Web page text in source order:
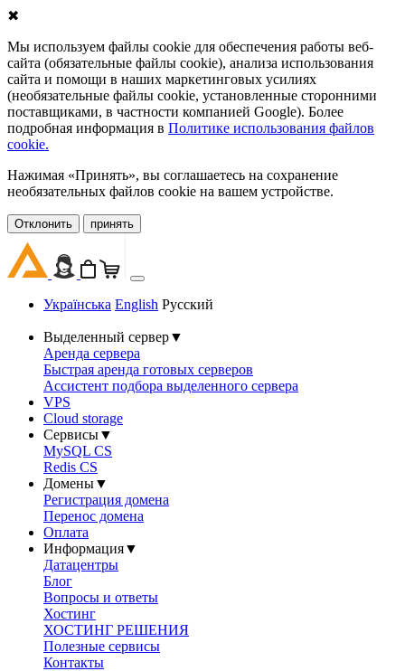
✖
Мы используем файлы cookie для обеспечения работы веб-
сайта (обязательные файлы cookie), анализа использования
сайта и помощи в наших маркетинговых усилиях
(необязательные файлы cookie, установленные сторонними
поставщиками, в частности компанией Google). Более
подробная информация в Политике использования файлов
cookie.
Нажимая «Принять», вы соглашаетесь на сохранение
необязательных файлов cookie на вашем устройстве.
Oтклонить принять
Українська English Русский
Выделенный сервер▼
Аренда сервера
Быстрая аренда готовых серверов
Ассистент подбора выделенного сервера
VPS
Cloud storage
Сервисы▼
MySQL CS
Redis CS
Домены▼
Регистрация домена
Перенос домена
Оплата
Информация▼
Датацентры
Блог
Вопросы и ответы
Хостинг
ХОСТИНГ РЕШЕНИЯ
Полезные сервисы
Контакты